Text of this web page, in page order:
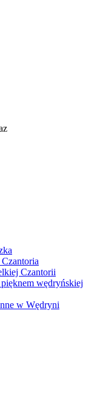
Czantorii
wędryńskiej
w Wędryni